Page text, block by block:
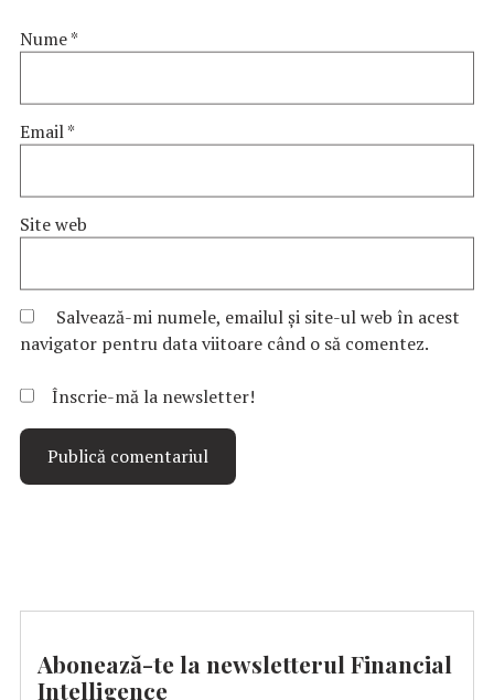
Nume*
Email*
Site web
Salvează-mi numele, emailul și site-ul web în acest
navigator pentru data viitoare când o să comentez.
Înscrie-mă la newsletter!
Abonează-te la newsletterul Financial
Intelligence